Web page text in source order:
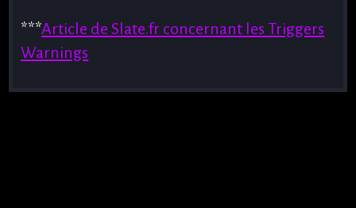
***Article de Slate.fr concernant les Triggers
Warnings